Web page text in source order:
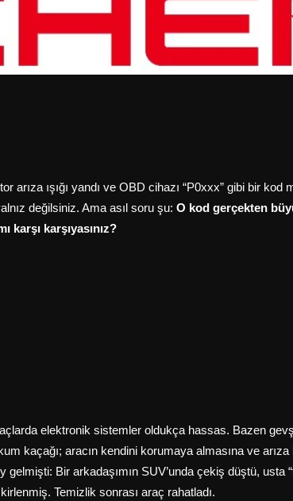
arıza ışığı yandı ve OBD cihazı “P0xxx” gibi bir
değilsiniz. Ama asıl soru şu: O kod gerçekten
karşı karşıyasınız?
elektronik sistemler oldukça hassas. Bazen
kaçağı; aracın kendini korumaya almasına ve
gelmişti: Bir arkadaşımın SUV’unda çekiş düştü,
Temizlik sonrası araç rahatladı.